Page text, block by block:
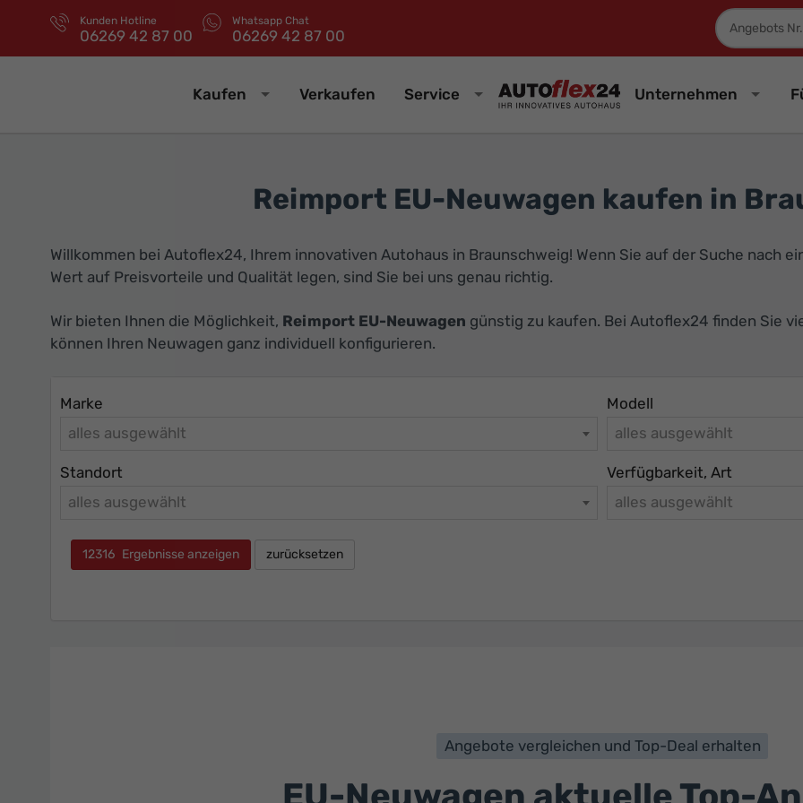
Kunden Hotline
06269 42 87 00
Whatsapp Chat
06269 42 87 00
Kaufen Verkaufen Service Unternehmen
Reimport EU-Neuwagen kaufen in
Willkommen bei Autoflex24, Ihrem innovativen Autohaus in Braunschweig! Wenn Sie auf der Suche nach
Wert auf Preisvorteile und Qualität legen, sind Sie bei uns genau richtig.
Wir bieten Ihnen die Möglichkeit, Reimport EU-Neuwagen günstig zu kaufen. Bei Autoflex24 finden Sie
können Ihren Neuwagen ganz individuell konfigurieren.
Marke
alles ausgewählt
Modell
alles ausgewählt
Standort
alles ausgewählt
Verfügbarkeit, Art
alles ausgewählt
12316 Ergebnisse anzeigen zurücksetzen
Angebote vergleichen und Top-Deal erhalten